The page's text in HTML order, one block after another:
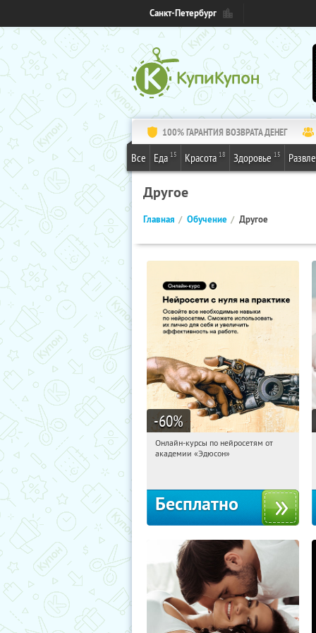
Санкт-Петербург
100% ГАРАНТИЯ ВОЗВРАТА ДЕНЕГ
Все Еда 15 Красота 18 Здоровье 15
Другое
Главная Обучение Другое
-60%
17:18:48 Получили:
Онлайн-курсы по нейросетям от
академии «Эдюсон»
Бесплатно